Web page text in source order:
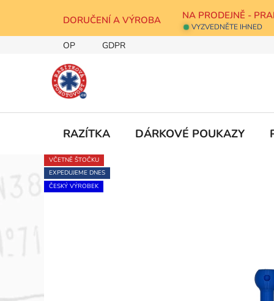
obsah
DORUČENÍ A VÝROBA NA PRODEJNĚ -
VYZVEDNĚTE IHNED
OP GDPR
RAZÍTKA DÁRKOVÉ POUKAZY
VČETNĚ ŠTOČKU
EXPEDUJEME DNES
ČESKÝ VÝROBEK